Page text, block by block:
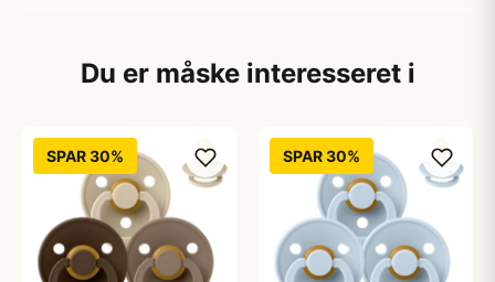
Du er måske interesseret i
SPAR 30% SPAR 30%